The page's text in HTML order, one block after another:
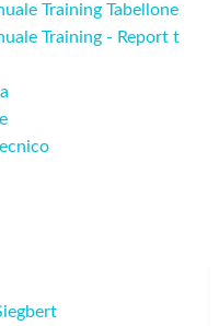
Training Tabellone
Training - Report t